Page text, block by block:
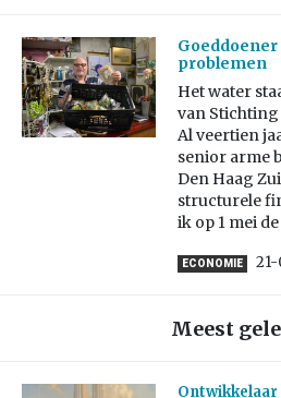
Goeddoener
problemen
Het water
van Stichting
Al veertien
senior arme
Den Haag
structurele
ik op 1 mei
ECONOMIE 21-
Meest